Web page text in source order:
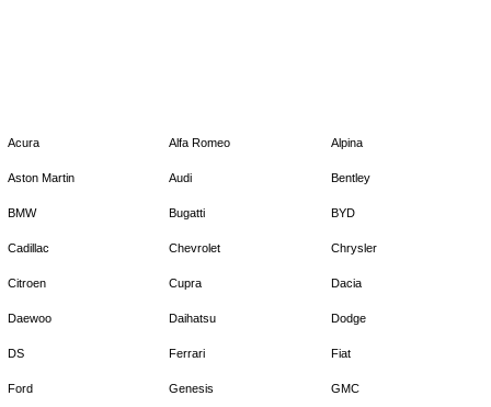
Acura Alfa Romeo Alpina
Aston Martin Audi Bentley
BMW Bugatti BYD
Cadillac Chevrolet Chrysler
Citroen Cupra Dacia
Daewoo Daihatsu Dodge
DS Ferrari Fiat
Ford Genesis GMC